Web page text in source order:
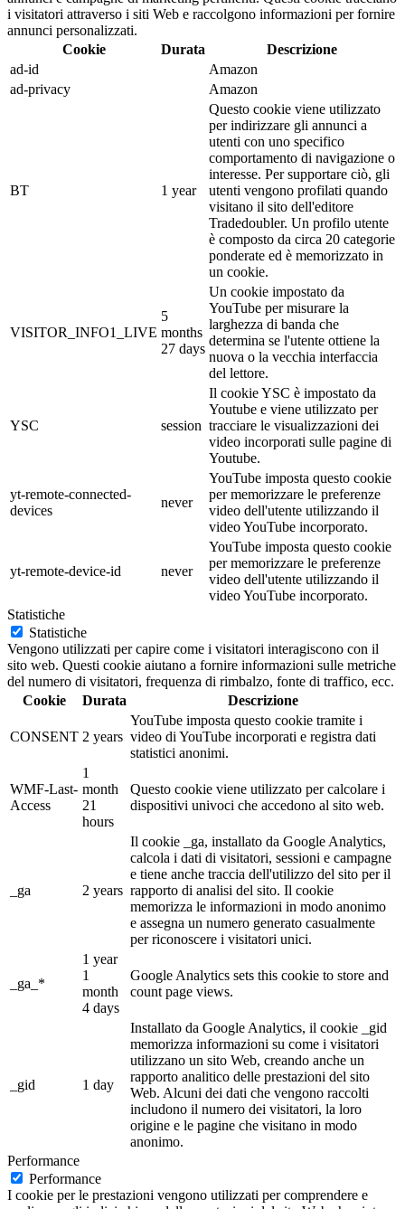
i visitatori attraverso i siti Web e raccolgono informazioni per fornire
annunci personalizzati.
Cookie
Durata
Descrizione
ad-id
Amazon
ad-privacy
Amazon
BT 1 year
Questo cookie viene utilizzato
per indirizzare gli annunci a
utenti con uno specifico
comportamento di navigazione o
interesse. Per supportare ciò, gli
utenti vengono profilati quando
visitano il sito dell'editore
Tradedoubler. Un profilo utente
è composto da circa 20 categorie
ponderate ed è memorizzato in
un cookie.
VISITOR_INFO1_LIVE
5
months
27 days
Un cookie impostato da
YouTube per misurare la
larghezza di banda che
determina se l'utente ottiene la
nuova o la vecchia interfaccia
del lettore.
YSC session
Il cookie YSC è impostato da
Youtube e viene utilizzato per
tracciare le visualizzazioni dei
video incorporati sulle pagine di
Youtube.
yt-remote-connected-
devices
never
YouTube imposta questo cookie
per memorizzare le preferenze
video dell'utente utilizzando il
video YouTube incorporato.
yt-remote-device-id never
YouTube imposta questo cookie
per memorizzare le preferenze
video dell'utente utilizzando il
video YouTube incorporato.
Statistiche
Statistiche
Vengono utilizzati per capire come i visitatori interagiscono con il
sito web. Questi cookie aiutano a fornire informazioni sulle metriche
del numero di visitatori, frequenza di rimbalzo, fonte di traffico, ecc.
Cookie
Durata Descrizione
CONSENT 2 years
YouTube imposta questo cookie tramite i
video di YouTube incorporati e registra dati
statistici anonimi.
WMF-Last-
Access
1
month
21
hours
Questo cookie viene utilizzato per calcolare i
dispositivi univoci che accedono al sito web.
_ga 2 years
Il cookie _ga, installato da Google Analytics,
calcola i dati di visitatori, sessioni e campagne
e tiene anche traccia dell'utilizzo del sito per il
rapporto di analisi del sito. Il cookie
memorizza le informazioni in modo anonimo
e assegna un numero generato casualmente
per riconoscere i visitatori unici.
_ga_*
1 year
1
month
4 days
Google Analytics sets this cookie to store and
count page views.
_gid 1 day
Installato da Google Analytics, il cookie _gid
memorizza informazioni su come i visitatori
utilizzano un sito Web, creando anche un
rapporto analitico delle prestazioni del sito
Web. Alcuni dei dati che vengono raccolti
includono il numero dei visitatori, la loro
origine e le pagine che visitano in modo
anonimo.
Performance
Performance
I cookie per le prestazioni vengono utilizzati per comprendere e